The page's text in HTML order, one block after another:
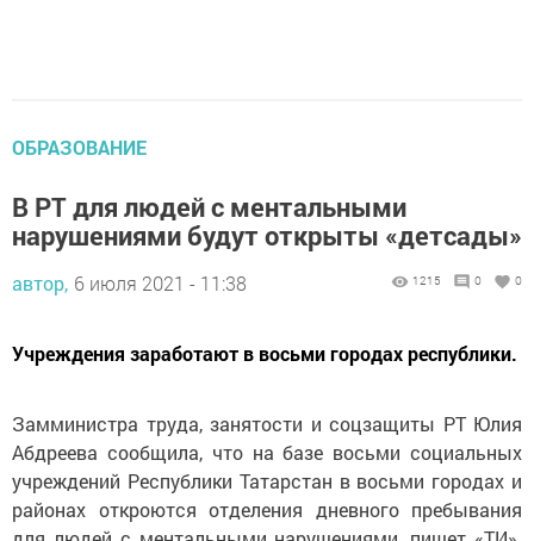
ОБРАЗОВАНИЕ
В РТ для людей с ментальными
нарушениями будут открыты «детсады»
автор, 6 июля 2021 - 11:38 1215 0 0
Учреждения заработают в восьми городах республики.
Замминистра труда, занятости и соцзащиты РТ Юлия
Абдреева сообщила, что на базе восьми социальных
учреждений Республики Татарстан в восьми городах и
районах откроются отделения дневного пребывания